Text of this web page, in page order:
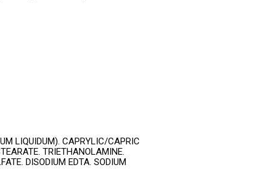
LIQUIDUM). CAPRYLIC/CAPRIC
TRIETHANOLAMINE.
DISODIUM EDTA. SODIUM